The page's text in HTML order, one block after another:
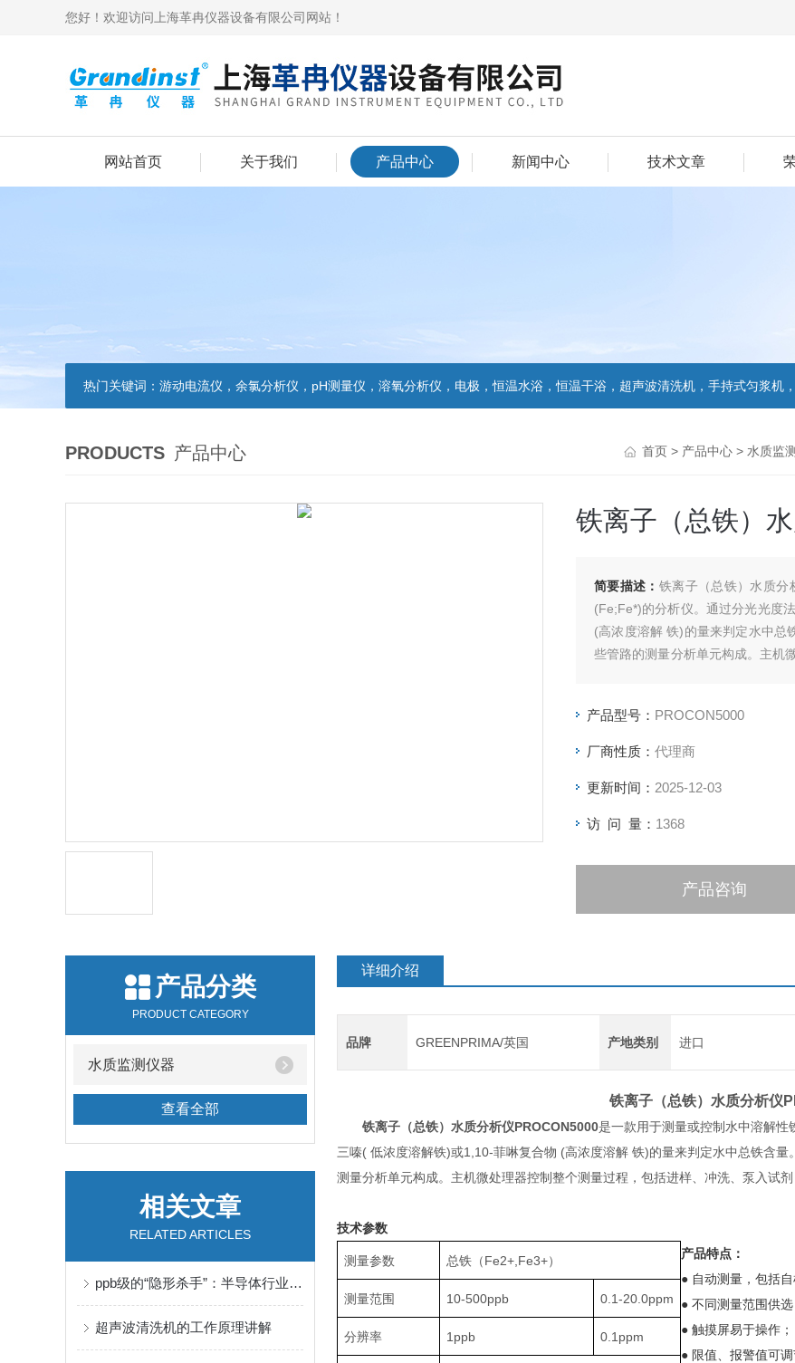
您好！欢迎访问上海革冉仪器设备有限公司网站！
网站首页 关于我们 产品中心 新闻中心 技术文章
热门关键词： 游动电流仪，余氯分析仪，pH测量仪，溶氧分析仪，电极，恒温水浴，恒温干浴，超声波清洗机，手持式匀浆机，匀浆分散机,
PRODUCTS 产品中心 首页 > 产品中心 > 水质监
铁离子（总铁）
简要描述： 铁离子（总铁）水质分
(Fe;Fe*)的分析仪。通过分光光度
(高浓度溶解 铁)的量来判定水中总
些管路的测量分析单元构成。主机
产品型号： PROCON5000
厂商性质： 代理商
更新时间： 2025-12-03
访 问 量： 1368
产品咨询
产品分类
PRODUCT CATEGORY
水质监测仪器
查看全部
相关文章
RELATED ARTICLES
ppb级的“隐形杀手”：半导体行业铁离子检测，为何是芯片良率的关键防线？
超声波清洗机的工作原理讲解
详细介绍
品牌 GREENPRIMA/英国 产地类别 进口
铁离子（总铁）水质分析仪
铁离子（总铁）水质分析仪PROCON5000是一款用于测量或控制水中溶解
三嗪( 低浓度溶解铁)或1,10-菲啉复合物 (高浓度溶解 铁)的量来判定水中总铁含
测量分析单元构成。主机微处理器控制整个测量过程，包括进样、冲洗、泵入试剂
技术参数
测量参数 总铁（Fe2+,Fe3+）
测量范围 10-500ppb 0.1-20.0ppm
分辨率 1ppb 0.1ppm
产品特点：
● 自动测量，包括自
● 不同测量范围供选
● 触摸屏易于操作；
● 限值、报警值可调